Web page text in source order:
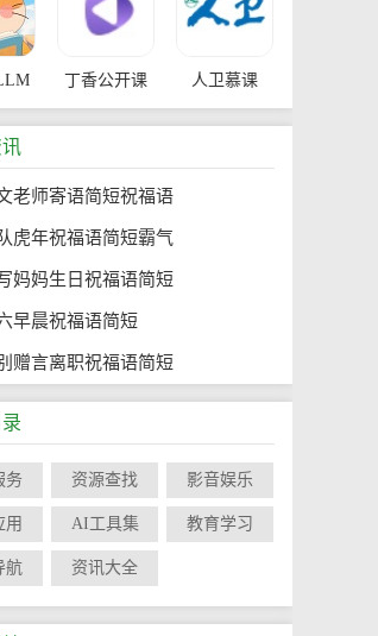
Knowledge
丁香公开课 人卫慕课
老师寄语简短祝福语
虎年祝福语简短霸气
妈妈生日祝福语简短
早晨祝福语简短
赠言离职祝福语简短
务 资源查找 影音娱乐
用 AI工具集 教育学习
航 资讯大全